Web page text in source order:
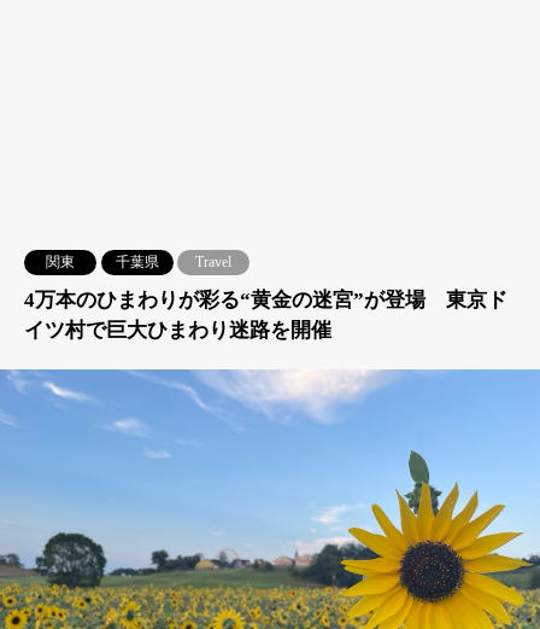
関東 千葉県 Travel
4万本のひまわりが彩る“黄金の迷宮”が登場 東京ド
イツ村で巨大ひまわり迷路を開催